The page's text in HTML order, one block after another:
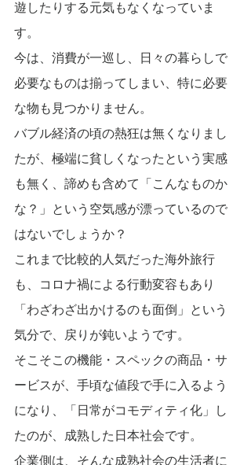
遊したりする元気もなくなっていま
す。
今は、消費が一巡し、日々の暮らしで
必要なものは揃ってしまい、特に必要
な物も見つかりません。
バブル経済の頃の熱狂は無くなりまし
たが、極端に貧しくなったという実感
も無く、諦めも含めて「こんなものか
な？」という空気感が漂っているので
はないでしょうか？
これまで比較的人気だった海外旅行
も、コロナ禍による行動変容もあり
「わざわざ出かけるのも面倒」という
気分で、戻りが鈍いようです。
そこそこの機能・スペックの商品・サ
ービスが、手頃な値段で手に入るよう
になり、「日常がコモディティ化」し
たのが、成熟した日本社会です。
企業側は、そんな成熟社会の生活者に